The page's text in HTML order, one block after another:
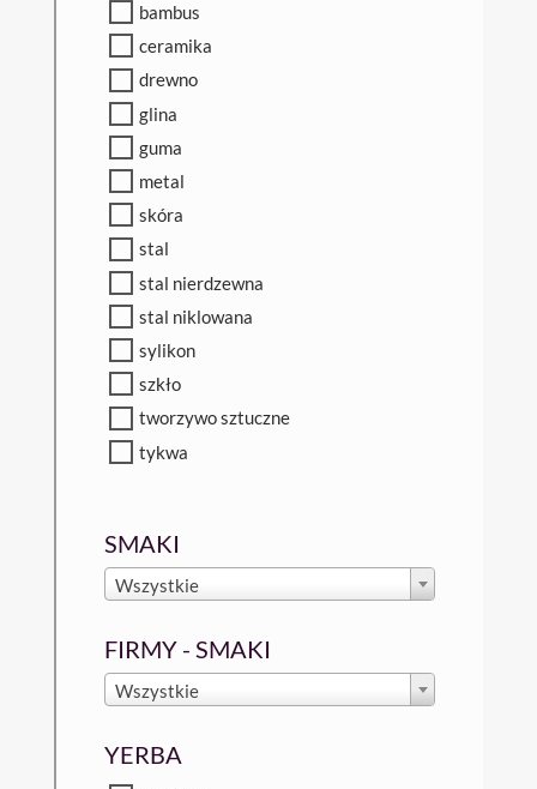
bambus
ceramika
drewno
glina
guma
metal
skóra
stal
stal nierdzewna
stal niklowana
sylikon
szkło
tworzywo sztuczne
tykwa
SMAKI
Wszystkie
FIRMY - SMAKI
Wszystkie
YERBA